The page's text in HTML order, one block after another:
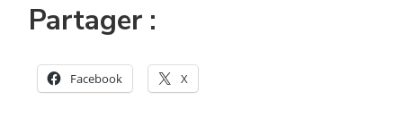
Partager :
Facebook X